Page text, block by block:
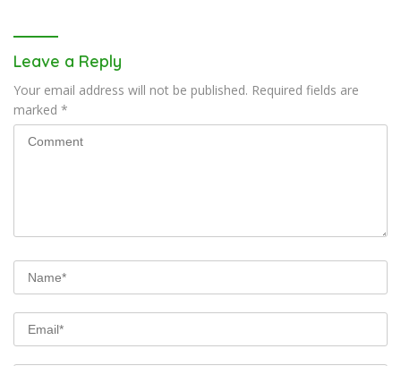
Leave a Reply
Your email address will not be published. Required fields are
marked *